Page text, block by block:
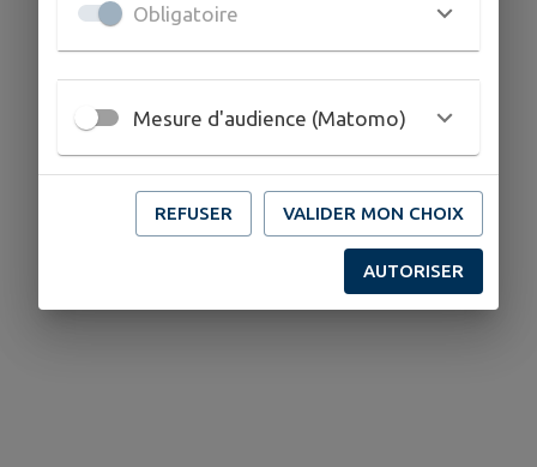
Obligatoire
Mesure d'audience (Matomo)
REFUSER VALIDER MON CHOIX
AUTORISER